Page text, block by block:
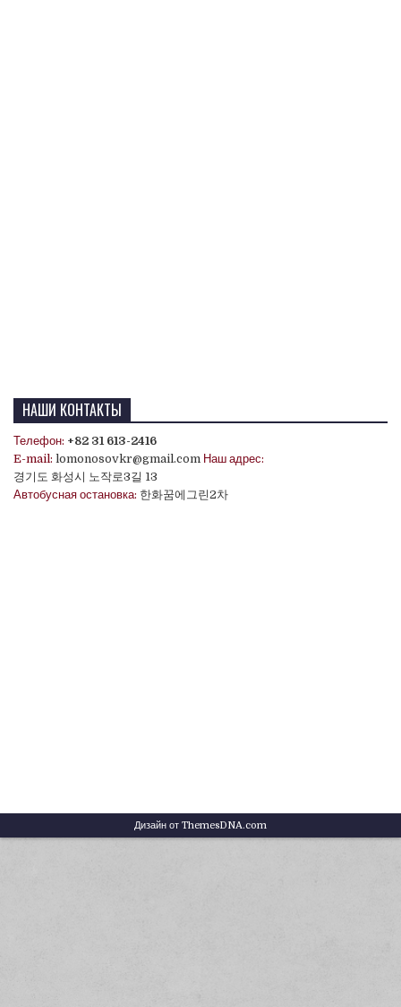
НАШИ КОНТАКТЫ
Телефон: +82 31 613-2416
E-mail: lomonosovkr@gmail.com Наш адрес:
경기도 화성시 노작로3길 13
Автобусная остановка: 한화꿈에그린2차
Дизайн от ThemesDNA.com